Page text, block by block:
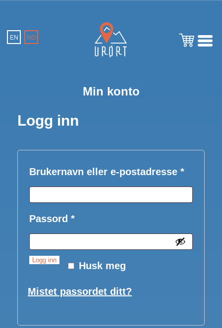
EN NO
Min konto
Logg inn
Brukernavn eller e-postadresse *Påkrevd
Passord *Påkrevd
Husk meg
Logg inn
Mistet passordet ditt?